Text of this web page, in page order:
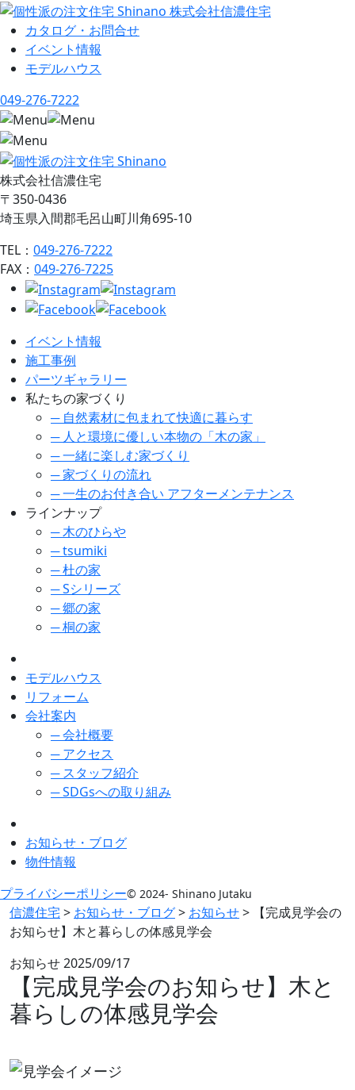
カタログ・お問合せ
イベント情報
モデルハウス
049-276-7222
株式会社信濃住宅
〒350-0436
埼玉県入間郡毛呂山町川角695-10
TEL： 049-276-7222
FAX： 049-276-7225
イベント情報
施工事例
パーツギャラリー
私たちの家づくり
─ 自然素材に包まれて快適に暮らす
─ 人と環境に優しい本物の「木の家」
─ 一緒に楽しむ家づくり
─ 家づくりの流れ
─ 一生のお付き合い アフターメンテナンス
ラインナップ
─ 木のひらや
─ tsumiki
─ 杜の家
─ Sシリーズ
─ 郷の家
─ 桐の家
モデルハウス
リフォーム
会社案内
─ 会社概要
─ アクセス
─ スタッフ紹介
─ SDGsへの取り組み
お知らせ・ブログ
物件情報
プライバシーポリシー© 2024- Shinano Jutaku
信濃住宅 > お知らせ・ブログ> お知らせ>
【完成見学会の
お知らせ】木と暮らしの体感見学会
お知らせ2025/09/17
【完成見学会のお知らせ】木と
暮らしの体感見学会